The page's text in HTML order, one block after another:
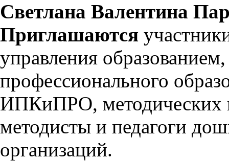
Светлана Валентина
Приглашаются
управления
профессионального
ИПКиПРО, методических
методисты и педагоги
организаций.